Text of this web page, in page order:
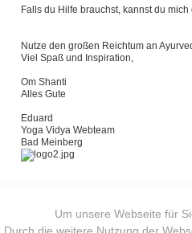
Falls du Hilfe brauchst, kannst du
Nutze den großen Reichtum an
Viel Spaß und Inspiration,
Om Shanti
Alles Gute
Eduard
Yoga Vidya Webteam
Bad Meinberg
Impressum|Datenschutz|AGB's|
Um unsere Webseite für